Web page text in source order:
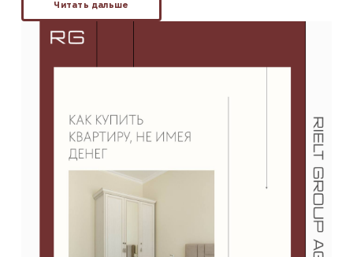
Читать дальше